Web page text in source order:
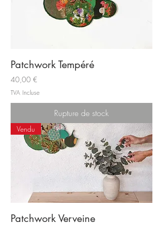
Patchwork Tempéré
Prix
40,00 €
TVA Incluse
Rupture de stock
Vendu
Patchwork Verveine